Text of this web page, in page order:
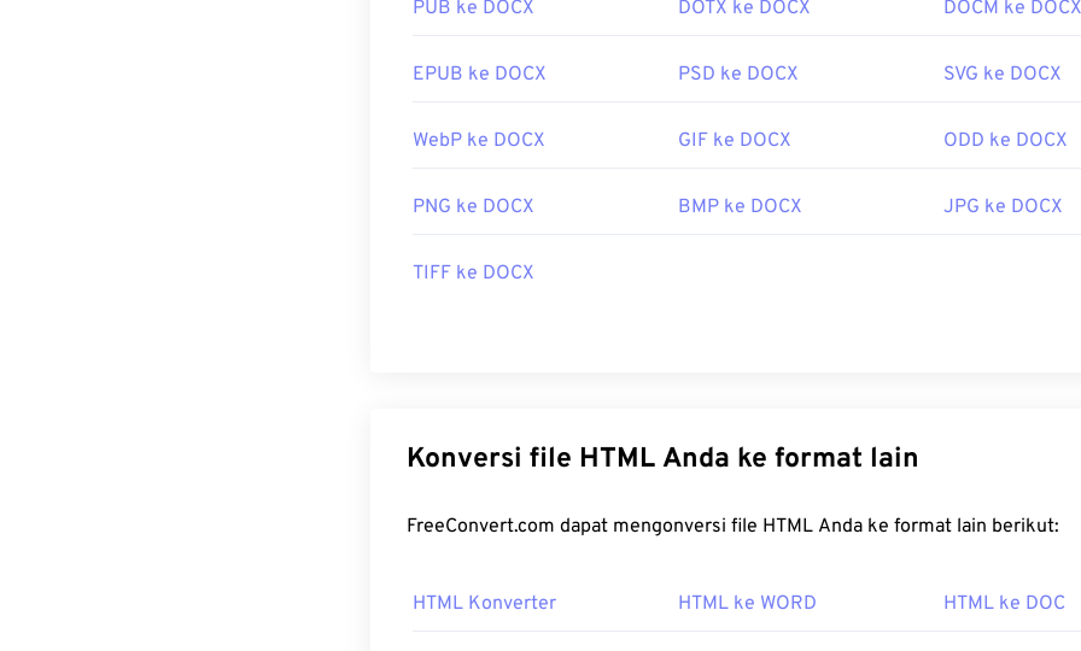
PUB ke DOCX DOTX ke DOCX DOCM ke DOCX
EPUB ke DOCX PSD ke DOCX SVG ke DOCX
WebP ke DOCX GIF ke DOCX ODD ke DOCX
PNG ke DOCX BMP ke DOCX JPG ke DOCX
TIFF ke DOCX
Konversi file HTML Anda ke format lain
FreeConvert.com dapat mengonversi file HTML Anda ke format lain berikut:
HTML Konverter HTML ke WORD HTML ke DOC